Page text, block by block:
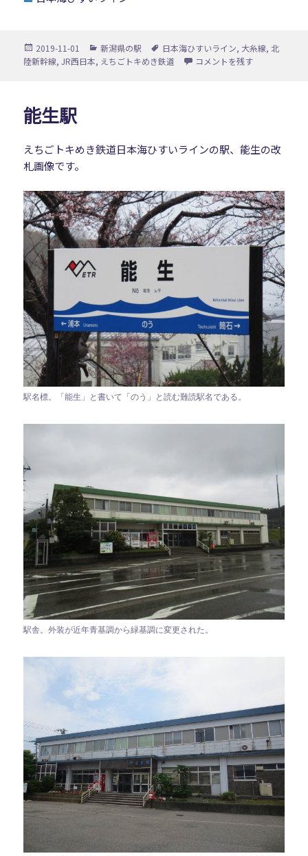
投
稿
2019-11-01
カ
テ
新潟県の駅
タ
グ
日本海ひすいライン, 大糸線, 北
陸新幹線,JR西日本, えちごトキめき鉄道 糸魚川駅 に
コメントを残す
能生駅
えちごトキめき鉄道日本海ひすいラインの駅、能生の改
札画像です。
駅名標。「能生」と書いて「のう」と読む難読駅名である。
駅舎。外装が近年青基調から緑基調に変更された。